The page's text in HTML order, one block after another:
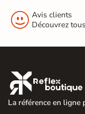
 Avis clients
Découvrez

La référence en